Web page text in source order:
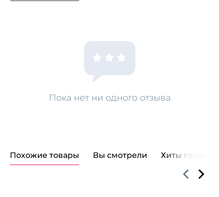
Пока нет ни одного отзыва
Похожие товары Вы смотрели Хиты продаж